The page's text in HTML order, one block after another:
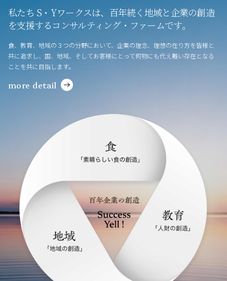
私たち S・Yワークスは、 百年続く地域と企業の創造
を支援するコンサルティング・ファームです。
食、教育、地域の３つの分野において、 企業の理念、理想の在り方を皆様と
共に追求し、 国、地域、そしてお客様にとって何物にも代え難い存在となる
ことを共に目指します。
more detail